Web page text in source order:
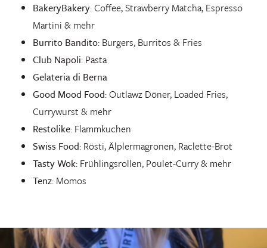
BakeryBakery: Coffee, Strawberry Matcha, Espresso
Martini & mehr
Burrito Bandito: Burgers, Burritos & Fries
Club Napoli: Pasta
Gelateria di Berna
Good Mood Food: Outlawz Döner, Loaded Fries,
Currywurst & mehr
Restolike: Flammkuchen
Swiss Food: Rösti, Älplermagronen, Raclette-Brot
Tasty Wok: Frühlingsrollen, Poulet-Curry & mehr
Tenz: Momos